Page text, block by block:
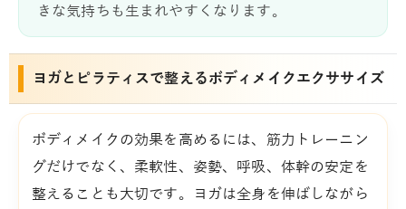
きな気持ちも生まれやすくなります。
ヨガとピラティスで整えるボディメイクエクササイズ
ボディメイクの効果を高めるには、筋力トレーニン
グだけでなく、柔軟性、姿勢、呼吸、体幹の安定を
整えることも大切です。ヨガは全身を伸ばしながら